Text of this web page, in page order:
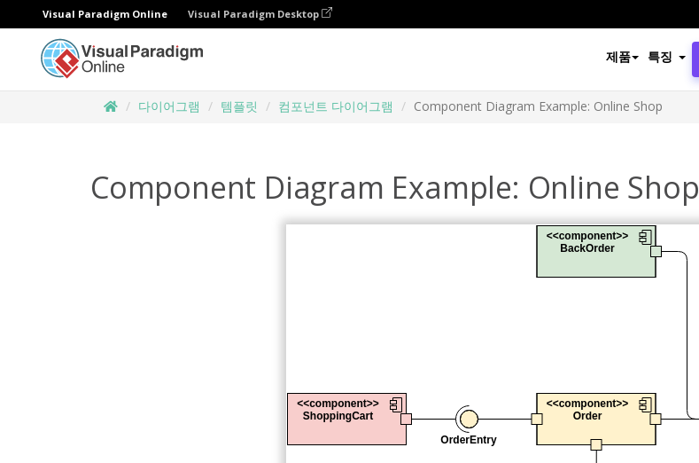
Visual Paradigm Online Visual Paradigm Desktop
제품 특징
다이어그램 템플릿 컴포넌트 다이어그램 Component Diagram Example: Online Shop
Component Diagram Example: Online Shop